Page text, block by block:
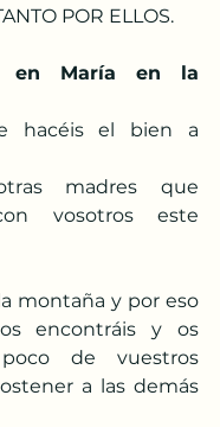
POR ELLOS.
en María en la
hacéis el bien a
madres que
vosotros este
montaña y por eso
encontráis y os
de vuestros
a las demás